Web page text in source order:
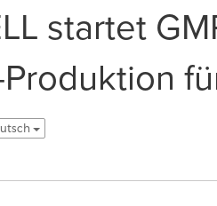
startet